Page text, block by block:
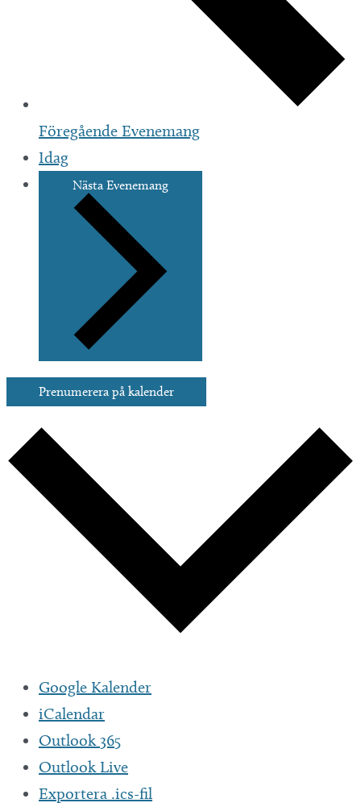
Föregående Evenemang
Idag
Nästa Evenemang
Prenumerera på kalender
Google Kalender
iCalendar
Outlook 365
Outlook Live
Exportera .ics-fil